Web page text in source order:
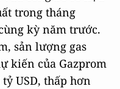
trong tháng
kỳ năm trước.
sản lượng gas
kiến của Gazprom
USD, thấp hơn